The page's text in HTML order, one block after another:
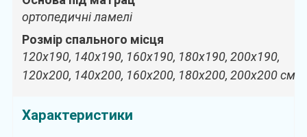
ортопедичні ламелі
Розмір спального місця
120х190, 140х190, 160х190, 180х190, 200х190,
120х200, 140х200, 160х200, 180х200, 200х200 см
Характеристики